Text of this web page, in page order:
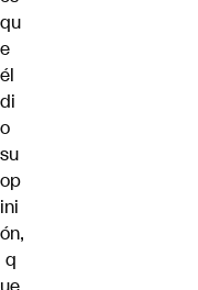
qu
e
él
di
o
su
op
ini
ón,
q